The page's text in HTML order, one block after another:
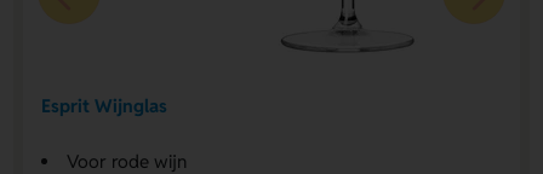
Esprit Wijnglas
Voor rode wijn